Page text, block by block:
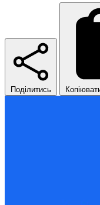
Поділитись